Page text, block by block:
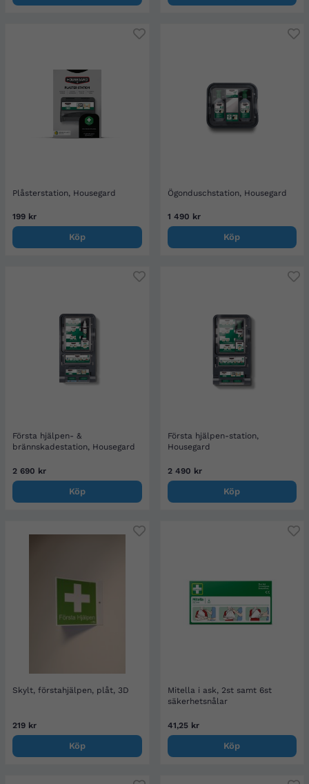
Plåsterstation, Housegard
199 kr
Köp
Ögonduschstation, Housegard
1 490 kr
Köp
Första hjälpen- &
brännskadestation, Housegard
2 690 kr
Köp
Första hjälpen-station,
Housegard
2 490 kr
Köp
Skylt, förstahjälpen, plåt, 3D
219 kr
Köp
Mitella i ask, 2st samt 6st
säkerhetsnålar
41,25 kr
Köp